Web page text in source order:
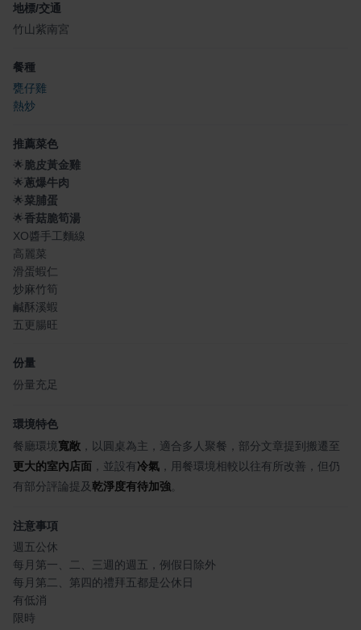
地標/交通
竹山紫南宮
餐種
甕仔雞
熱炒
推薦菜色
🌟 脆皮黃金雞
🌟蔥爆牛肉
🌟菜脯蛋
🌟香菇脆筍湯
XO醬手工麵線
高麗菜
滑蛋蝦仁
炒麻竹筍
鹹酥溪蝦
五更腸旺
份量
份量充足
環境特色
餐廳環境寬敞 ，以圓桌為主，適合多人聚餐，部分文章提到搬遷至
更大的室內店面 ，並設有 冷氣 ，用餐環境相較以往有所改善，但仍
有部分評論提及乾淨度有待加強
注意事項
週五公休
每月第一、二、三週的週五，例假日除外
每月第二、第四的禮拜五都是公休日
有低消
限時